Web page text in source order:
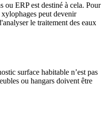
ou ERP est destiné à cela. Pour
peut devenir
le traitement des eaux
surface habitable n’est pas
ou hangars doivent être